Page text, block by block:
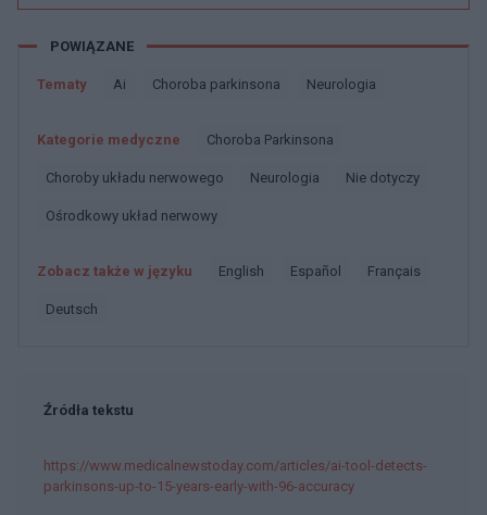
POWIĄZANE
Tematy Ai Choroba parkinsona Neurologia
Kategorie medyczne Choroba Parkinsona
Choroby układu nerwowego Neurologia Nie dotyczy
Ośrodkowy układ nerwowy
Zobacz także w języku english español français
deutsch
Źródła tekstu
https://www.medicalnewstoday.com/articles/ai-tool-detects-
parkinsons-up-to-15-years-early-with-96-accuracy